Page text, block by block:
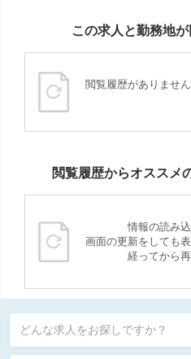
この求人と勤務地
閲覧履歴がありませ
閲覧履歴からオススメ
情報の読み
画面の更新をしても
経ってから
どんな求人をお探しですか？